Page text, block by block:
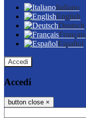
Italiano
English
Deutsch
Français
Español
Accedi
Accedi
button close ×